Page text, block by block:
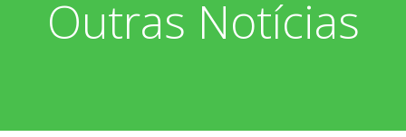
Outras Notícias